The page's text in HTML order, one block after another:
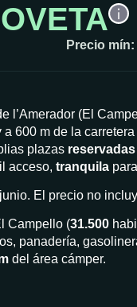
Precio mín:
l’Amerador (El
a 600 m de la carretera
plazas reservadas
acceso, tranquila
El precio no
Campello (31.500
panadería,
del área cámper.